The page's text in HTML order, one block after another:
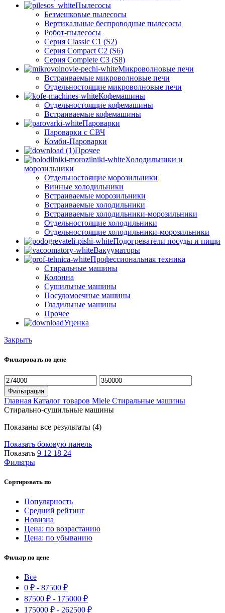
Пылесосы
Безмешковые пылесосы
Вертикальные беспроводные пылесосы
Робот-пылесосы
Серия Classic C1 (S2)
Серия Compact C2 (S6)
Серия Complete C3 (S8)
Микроволновые печи
Встраиваемые микроволновые печи
Отдельностоящие микроволновые печи
Кофемашины
Отдельностоящие кофемашины
Встраиваемые кофемашины
Пароварки
Пароварки с СВЧ
Комби-Пароварки
Прочее
Холодильники и
морозильники
Отдельностоящие морозильники
Винные холодильники
Встраиваемые морозильники
Встраиваемые холодильники
Встраиваемые холодильники-морозильники
Отдельностоящие холодильники
Отдельностоящие холодильники-морозильники
Подогреватели посуды и пищи
Вакууматоры
Профессиональная техника
Стиральные машины
Колонна
Сушильные машины
Посудомоечные машины
Гладильные машины
Прочее
Уценка
Закрыть
Фильтровать по цене
Минимальная
цена
Максимальная
цена
Фильтрация
Главная Каталог товаров Miele Стиральные машины
Стирально-сушильные машины
Показаны все результаты (4)Цены:
Показать боковую панель
Показать 9 12 18 24
Фильтры
Сортировать по
Популярность
Средний рейтинг
Новизна
Цена: по возрастанию
Цена: по убыванию
Фильтр по цене
Все
0 ₽ - 87500 ₽
87500 ₽ - 175000 ₽
175000 ₽ - 262500 ₽